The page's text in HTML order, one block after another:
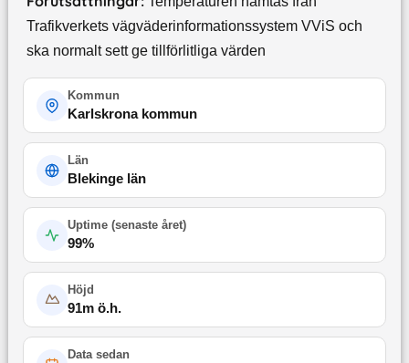
Trafikverkets vägväderinformationssystem VViS och
ska normalt sett ge tillförlitliga värden
Kommun
Karlskrona kommun
Län
Blekinge län
Uptime (senaste året)
99%
Höjd
91m ö.h.
Data sedan